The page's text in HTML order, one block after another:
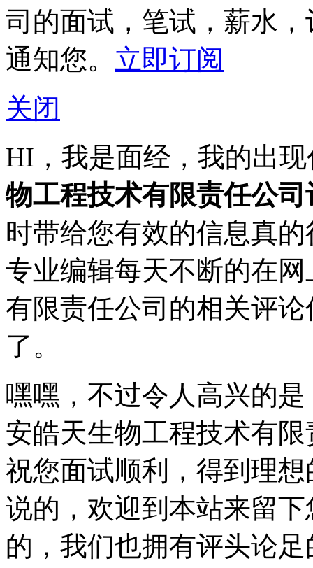
司的面试，笔试，薪水
通知您。 立即订阅
关闭
HI，我是面经，我的出
物工程技术有限责任公司
时带给您有效的信息真
专业编辑每天不断的在
有限责任公司的相关评
了。
嘿嘿，不过令人高兴的
安皓天生物工程技术有
祝您面试顺利，得到理
说的，欢迎到本站来留
的，我们也拥有评头论